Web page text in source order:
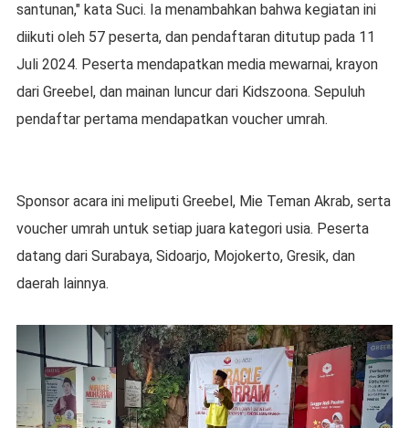
santunan," kata Suci. Ia menambahkan bahwa kegiatan ini
diikuti oleh 57 peserta, dan pendaftaran ditutup pada 11
Juli 2024. Peserta mendapatkan media mewarnai, krayon
dari Greebel, dan mainan luncur dari Kidszoona. Sepuluh
pendaftar pertama mendapatkan voucher umrah.
Sponsor acara ini meliputi Greebel, Mie Teman Akrab, serta
voucher umrah untuk setiap juara kategori usia. Peserta
datang dari Surabaya, Sidoarjo, Mojokerto, Gresik, dan
daerah lainnya.